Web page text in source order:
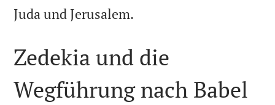
Juda und Jerusalem.
Zedekia und die
Wegführung nach Babel